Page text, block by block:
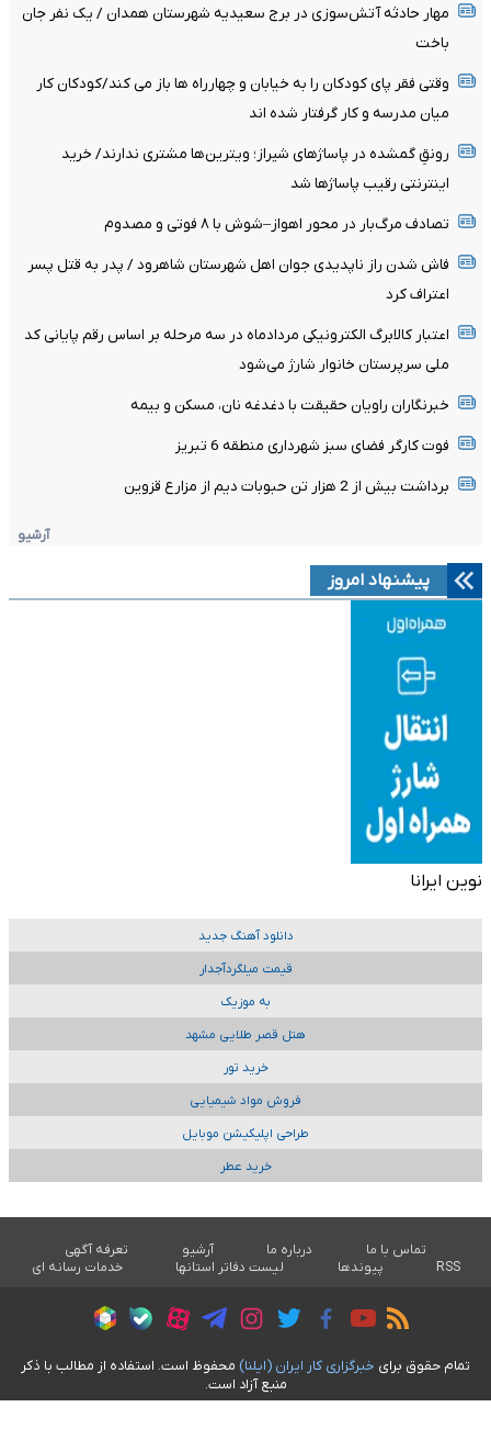
مهار حادثه آتش‌سوزی در برج سعیدیه شهرستان همدان / یک نفر جان
باخت
وقتی فقر پای کودکان را به خیابان و چهارراه ها باز می کند/کودکان کار
میان مدرسه و کار گرفتار شده اند
رونقِ گمشده در پاساژهای شیراز؛ ویترین‌ها مشتری ندارند/ خرید
اینترنتی رقیب پاساژها شد
تصادف مرگ‌بار در محور اهواز–شوش با ۸ فوتی و مصدوم
فاش شدن راز ناپدیدی جوان اهل شهرستان شاهرود / پدر به قتل پسر
اعتراف کرد
اعتبار کالابرگ الکترونیکی مردادماه در سه مرحله بر اساس رقم پایانی کد
ملی سرپرستان خانوار شارژ می‌شود
خبرنگاران راویان حقیقت با دغدغه نان، مسکن و بیمه
فوت کارگر فضای سبز شهرداری منطقه 6 تبریز
برداشت بیش از 2 هزار تن حبوبات دیم از مزارع قزوین
آرشیو
پیشنهاد امروز
نوین ایرانا
دانلود آهنگ جدید
قیمت میلگردآجدار
به موزیک
هتل قصر طلایی مشهد
خرید تور
فروش مواد شیمیایی
طراحی اپلیکیشن موبایل
خرید عطر
تماس با ما درباره ما آرشیو
تعرفه آگهی
RSS
پیوندها لیست دفاتر استانها خدمات رسانه ای
تمام حقوق برای خبرگزاری کار ايران (ايلنا) محفوظ است. استفاده از مطالب با ذکر
منبع آزاد است.